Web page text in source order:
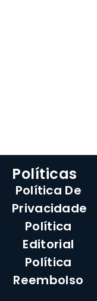
Políticas
Política De
Privacidade
Política
Editorial
Política
Reembolso